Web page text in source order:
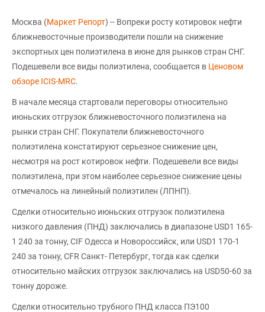
Москва (Маркет Репорт) -- Вопреки росту котировок нефти
ближневосточные производители пошли на снижение
экспортных цен полиэтилена в июне для рынков стран СНГ.
Подешевели все виды полиэтилена, сообщается в Ценовом
обзоре ICIS-MRC.
В начале месяца стартовали переговоры относительно
июньских отгрузок ближневосточного полиэтилена на
рынки стран СНГ. Покупатели ближневосточного
полиэтилена констатируют серьезное снижение цен,
несмотря на рост котировок нефти. Подешевели все виды
полиэтилена, при этом наиболее серьезное снижение цены
отмечалось на линейный полиэтилен (ЛПНП).
Сделки относительно июньских отгрузок полиэтилена
низкого давления (ПНД) заключались в диапазоне USD1 165-
1 240 за тонну, CIF Одесса и Новороссийск, или USD1 170-1
240 за тонну, CFR Санкт- Петербург, тогда как сделки
относительно майских отгрузок заключались на USD50-60 за
тонну дороже.
Сделки относительно трубного ПНД класса ПЭ100